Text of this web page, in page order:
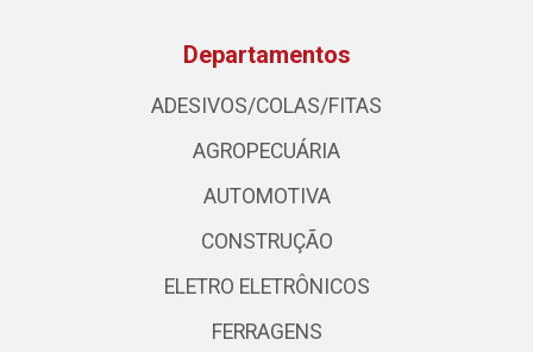
Departamentos
ADESIVOS/COLAS/FITAS
AGROPECUÁRIA
AUTOMOTIVA
CONSTRUÇÃO
ELETRO ELETRÔNICOS
FERRAGENS